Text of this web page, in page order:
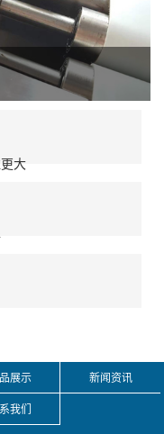
大
展示 新闻资讯
我们